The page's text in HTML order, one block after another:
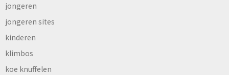
jongeren
jongeren sites
kinderen
klimbos
koe knuffelen